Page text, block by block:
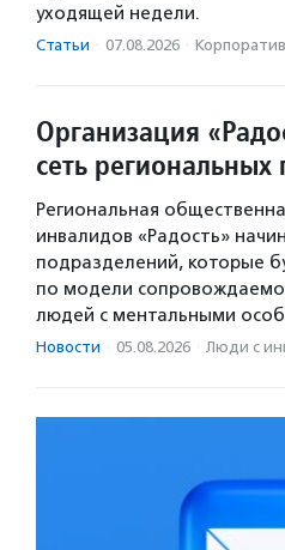
уходящей недели.
Статьи · 07.08.2026 ·
Организация
сеть
Региональная
инвалидов «Радость»
подразделений, которые
по модели
людей с ментальными
Новости · 05.08.2026 · Люди с